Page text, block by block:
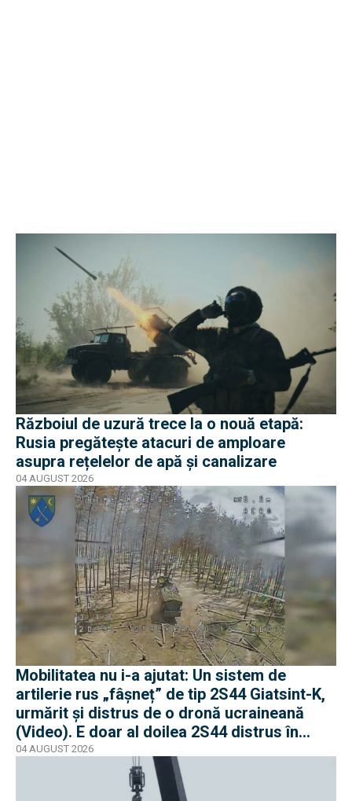
Războiul de uzură trece la o nouă etapă:
Rusia pregătește atacuri de amploare
asupra rețelelor de apă și canalizare
04 AUGUST 2026
Mobilitatea nu i-a ajutat: Un sistem de
artilerie rus „fâșneț” de tip 2S44 Giatsint-K,
urmărit și distrus de o dronă ucraineană
(Video). E doar al doilea 2S44 distrus în
război
04 AUGUST 2026